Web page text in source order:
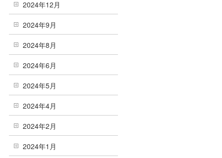
2024年12月
2024年9月
2024年8月
2024年6月
2024年5月
2024年4月
2024年2月
2024年1月